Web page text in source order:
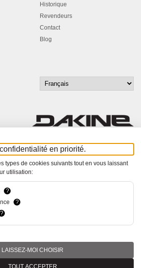
Historique
Revendeurs
Contact
Blog
Inscrivez-vous à notre newsletter !
droits réservés - Informations non contractuelles
hsolutions.ch
en priorité.
types de cookies suivants tout en vous laissant
utilisation:
?
?
?
LAISSEZ-MOI CHOISIR
TOUT ACCEPTER